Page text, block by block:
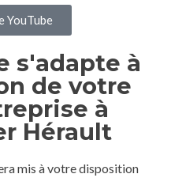
YouTube
s'adapte à
de votre
à
Hérault
mis à votre disposition